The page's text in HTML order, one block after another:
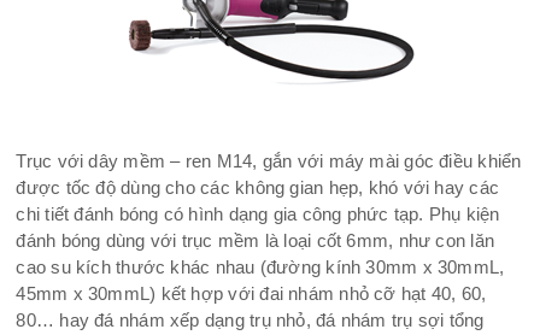
Trục với dây mềm – ren M14, gắn với máy mài góc điều khiển
được tốc độ dùng cho các không gian hẹp, khó với hay các
chi tiết đánh bóng có hình dạng gia công phức tạp. Phụ kiện
đánh bóng dùng với trục mềm là loại cốt 6mm, như con lăn
cao su kích thước khác nhau (đường kính 30mm x 30mmL,
45mm x 30mmL) kết hợp với đai nhám nhỏ cỡ hạt 40, 60,
80… hay đá nhám xếp dạng trụ nhỏ, đá nhám trụ sợi tổng